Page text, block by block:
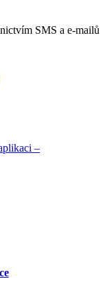
SMS a e-mailů
–